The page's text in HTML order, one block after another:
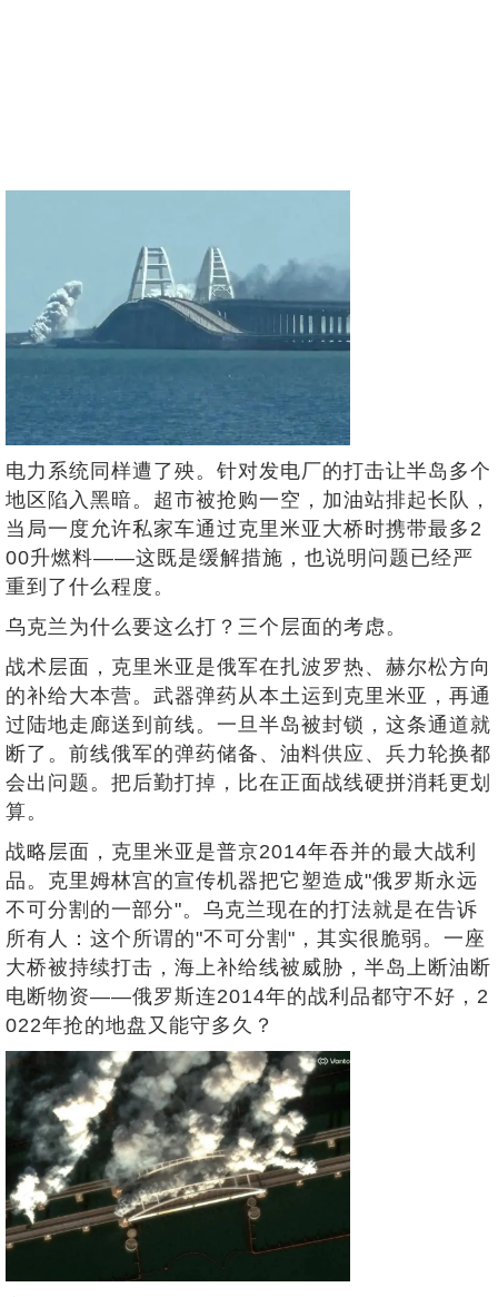
电力系统同样遭了殃。针对发电厂的打击让半岛多个
地区陷入黑暗。超市被抢购一空，加油站排起长队，
当局一度允许私家车通过克里米亚大桥时携带最多2
00升燃料——这既是缓解措施，也说明问题已经严
重到了什么程度。
乌克兰为什么要这么打？三个层面的考虑。
战术层面，克里米亚是俄军在扎波罗热、赫尔松方向
的补给大本营。武器弹药从本土运到克里米亚，再通
过陆地走廊送到前线。一旦半岛被封锁，这条通道就
断了。前线俄军的弹药储备、油料供应、兵力轮换都
会出问题。把后勤打掉，比在正面战线硬拼消耗更划
算。
战略层面，克里米亚是普京2014年吞并的最大战利
品。克里姆林宫的宣传机器把它塑造成"俄罗斯永远
不可分割的一部分"。乌克兰现在的打法就是在告诉
所有人：这个所谓的"不可分割"，其实很脆弱。一座
大桥被持续打击，海上补给线被威胁，半岛上断油断
电断物资——俄罗斯连2014年的战利品都守不好，2
022年抢的地盘又能守多久？